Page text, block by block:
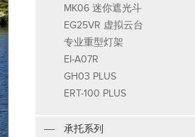
MK06 迷你遮光斗
EG25VR 虚拟云台
专业重型灯架
EI-A07R
GH03 PLUS
ERT-100 PLUS
承托系列